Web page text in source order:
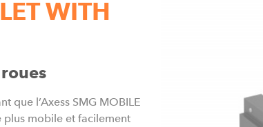
WITH
que l’Axess SMG MOBILE
plus mobile et facilement